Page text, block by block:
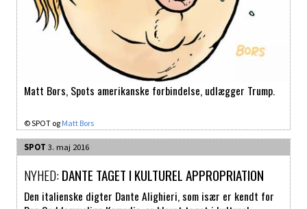
Matt Bors, Spots amerikanske forbindelse, udlægger Trump.
© SPOT og Matt Bors
SPOT 3. maj 2016
NYHED:DANTE TAGET I KULTUREL APPROPRIATION
Den italienske digter Dante Alighieri, som især er kendt for